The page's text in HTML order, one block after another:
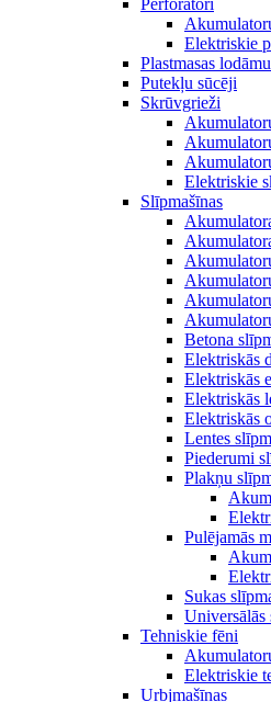
Perforatori
Elektriskie
Plastmasas
Putekļu sūcēji
Skrūvgrieži
Elektriskie
Slīpmašīnas
Betona
Elektriskās
Elektriskās
Elektriskās
Elektriskās
Lentes
Piederumi
Plakņu
Pulējamās
Sukas
Universālās
Tehniskie fēni
Elektriskie
Urbjmašīnas